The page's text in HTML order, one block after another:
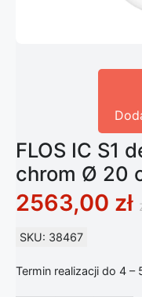
FLOS IC S1
chrom Ø 20
2563,00 zł
SKU: 38467
Termin realizacji do 4 –